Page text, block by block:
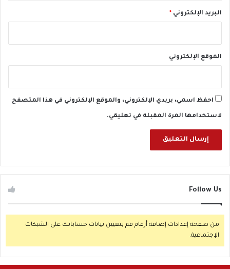
البريد الإلكتروني *
الموقع الإلكتروني
احفظ اسمي، بريدي الإلكتروني، والموقع الإلكتروني في هذا المتصفح
لاستخدامها المرة المقبلة في تعليقي.
Follow Us
من صفحة إعدادات إضافة أرقام قم بتعيين بيانات حساباتك على الشبكات
الإجتماعية.